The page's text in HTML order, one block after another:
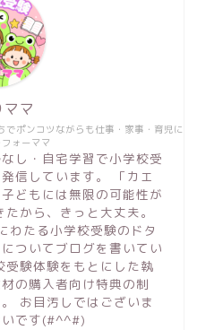
でポンコツながらも仕事・家事・育児に
ォーママ
マ
し・自宅学習で小学校受
信しています。 「カエ
どもには無限の可能性が
から、きっと大丈夫。
わたる小学校受験のドタ
ついてブログを書いてい
験体験をもとにした執
の購入者向け特典の制
お目汚しではございま
いです(#^^#)